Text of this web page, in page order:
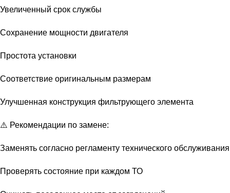
Увеличенный срок службы
Сохранение мощности двигателя
Простота установки
Соответствие оригинальным размерам
Улучшенная конструкция фильтрующего элемента
⚠️ Рекомендации по замене:
Заменять согласно регламенту технического обслуживания
Проверять состояние при каждом ТО